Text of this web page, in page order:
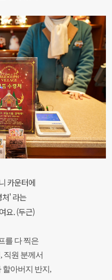
카운터에
' 라는
요. (두근)
를 다 찍은
직원 분께서
할아버지 반지,